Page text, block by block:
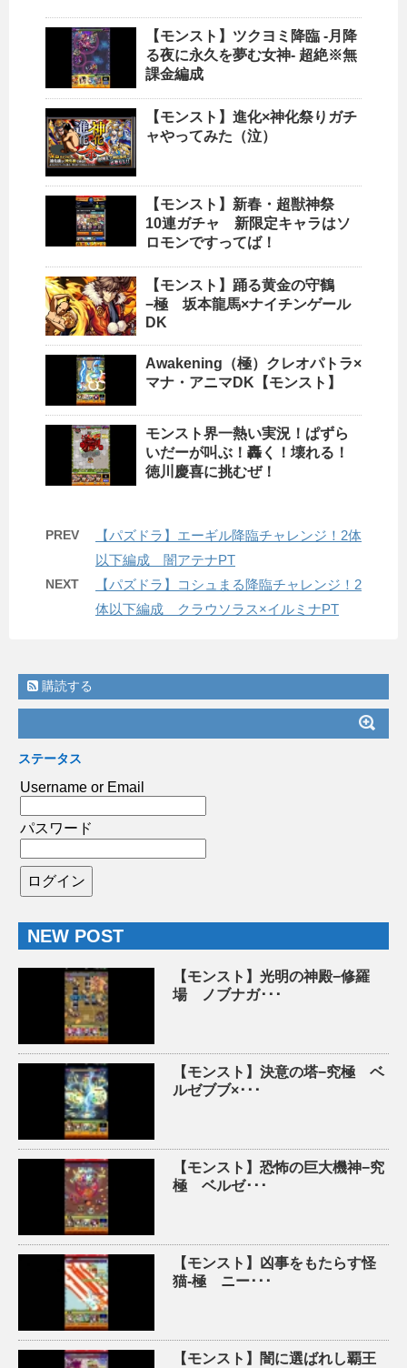
【モンスト】ツクヨミ降臨 -月降
る夜に永久を夢む女神- 超絶※無
課金編成
【モンスト】進化×神化祭りガチ
ャやってみた（泣）
【モンスト】新春・超獣神祭
10連ガチャ 新限定キャラはソ
ロモンですってば！
【モンスト】踊る黄金の守鶴
−極 坂本龍馬×ナイチンゲール
DK
Awakening（極）クレオパトラ×
マナ・アニマDK【モンスト】
モンスト界一熱い実況！ぱずら
いだーが叫ぶ！轟く！壊れる！
徳川慶喜に挑むぜ！
PREV
【パズドラ】エーギル降臨チャレンジ！2体
以下編成 闇アテナPT
NEXT
【パズドラ】コシュまる降臨チャレンジ！2
体以下編成 クラウソラス×イルミナPT
購読する
ステータス
Username or Email
パスワード
NEW POST
【モンスト】光明の神殿−修羅
場 ノブナガ･･･
【モンスト】決意の塔−究極 ベ
ルゼブブ×･･･
【モンスト】恐怖の巨大機神−究
極 ベルゼ･･･
【モンスト】凶事をもたらす怪
猫-極 ニー･･･
【モンスト】闇に選ばれし覇王